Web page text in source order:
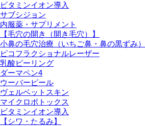
ビタミンイオン導入
サブシジョン
内服薬・サプリメント
【毛穴の開き（開き毛穴）】
小鼻の毛穴治療（いちご鼻・鼻の黒ずみ）
ピコフラクショナルレーザー
乳酸ピーリング
ダーマペン4
ウーバーピール
ヴェルベットスキン
マイクロボトックス
ビタミンイオン導入
【シワ・たるみ】